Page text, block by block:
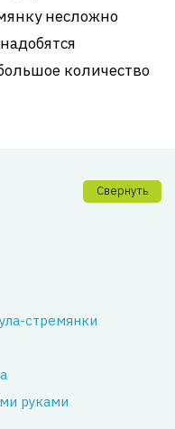
несложно
количество
Свернуть
стремянки
руками